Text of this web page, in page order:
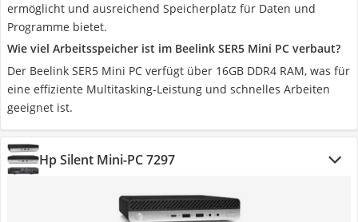
ermöglicht und ausreichend Speicherplatz für Daten und
Programme bietet.
Wie viel Arbeitsspeicher ist im Beelink SER5 Mini PC verbaut?
Der Beelink SER5 Mini PC verfügt über 16GB DDR4 RAM, was für
eine effiziente Multitasking-Leistung und schnelles Arbeiten
geeignet ist.
Hp Silent Mini-PC 7297